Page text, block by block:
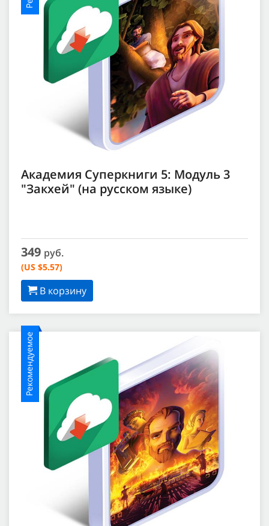
Академия Суперкниги 5: Модуль 3
"Закхей" (на русском языке)
349 руб.
(US $5.57)
В корзину
Рекомендуемое